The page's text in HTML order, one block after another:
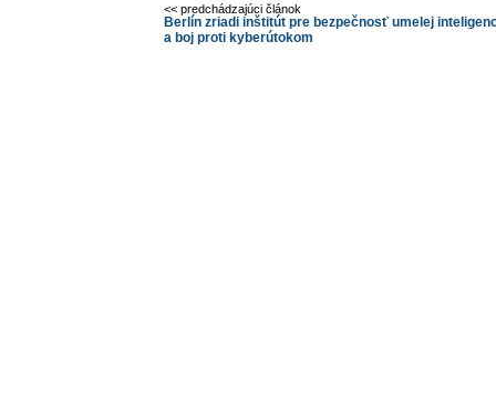
<< predchádzajúci článok
Berlín zriadi inštitút pre bezpečnosť umelej
a boj proti kyberútokom